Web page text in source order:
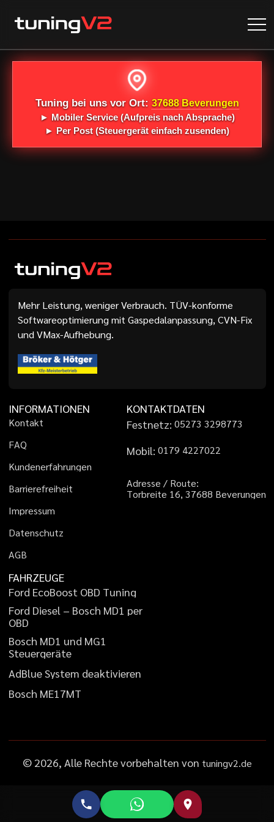
Tuning bei uns vor Ort: 37688 Beverungen
► Mobiler Service(Aufpreis nach Absprache)
►Per Post(Steuergerät einfach zusenden)
Mehr Leistung, weniger Verbrauch. TÜV-konforme
Softwareoptimierung mit Gaspedalanpassung, CVN-Fix
und VMax-Aufhebung.
INFORMATIONEN
Kontakt
FAQ
Kundenerfahrungen
Barrierefreiheit
Impressum
Datenschutz
AGB
KONTAKTDATEN
Festnetz: 05273 3298773
Mobil: 01 79 4227022
Adresse / Route:
Torbreite 16, 37688 Beverungen
FAHRZEUGE
Ford EcoBoost OBD Tuning
Ford Diesel – Bosch MD1 per
OBD
Bosch MD1 und MG1
Steuergeräte
AdBlueSystem deaktivieren
Bosch ME17MT
© 2026, Alle Rechte vorbehalten von tuningv2.de